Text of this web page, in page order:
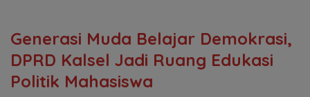
‎Generasi Muda Belajar Demokrasi,
DPRD Kalsel Jadi Ruang Edukasi
Politik Mahasiswa